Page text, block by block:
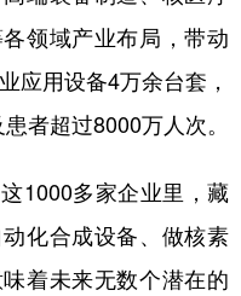
领域产业布局，带动
应用设备4万余台套，
者超过8000万人次。
多家企业里，藏
化合成设备、做核素
着未来无数个潜在的